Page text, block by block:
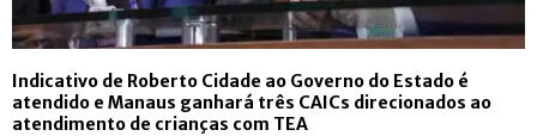
Indicativo de Roberto Cidade ao Governo do Estado é
atendido e Manaus ganhará três CAICs direcionados ao
atendimento de crianças com TEA